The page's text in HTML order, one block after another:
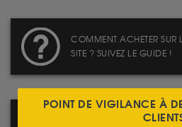
COMMENT ACHETER SUR
SITE ? SUIVEZ LE GUIDE !
PRENEZ RENDEZ-VOUS
POINT DE VIGILANCE À